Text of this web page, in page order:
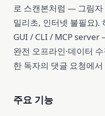
로 스캔본처럼 — 그림자
밀리초, 인터넷 불필요).
GUI / CLI / MCP server
완전 오프라인·데이터
한 독자의 댓글 요청에
주요 기능